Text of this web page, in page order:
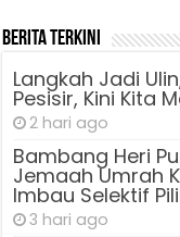
Berita Terkini
Langkah Jadi
Pesisir, Kini Kita
2 hari ago
Bambang Heri
Jemaah Umrah
Imbau Selektif
3 hari ago